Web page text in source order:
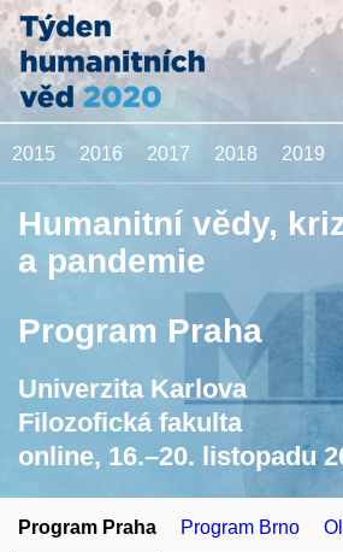
2015 2016 2017 2018 2019
Humanitní vědy,
a pandemie
Program Praha
Univerzita Karlova
Filozofická fakulta
online, 16.–20. listopadu
Program Praha Program Brno